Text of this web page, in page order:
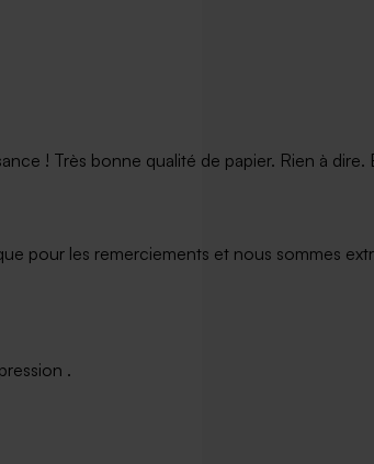
! Très bonne qualité de papier. Rien à
pour les remerciements et nous sommes
.